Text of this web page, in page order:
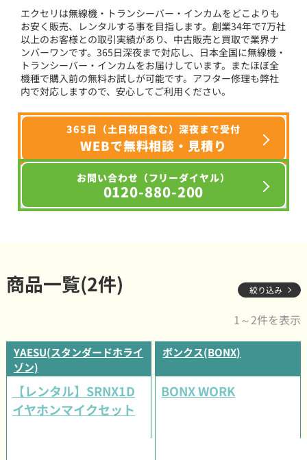
エクセリは無線機・トランシーバー・インカムをどこよりも
お安く販売、レンタルする事を目指します。創業34年で7万社
以上のお客様との取引実績があり、中古販売と買取で業界ナ
ンバーワンです。365日深夜まで対応し、日本全国に無線機・
トランシーバー・インカムをお届けしています。またほぼ全
機種で購入前の無料お試しが可能です。アフター修理も弊社
内で対応しますので、安心してご利用ください。
365日（土日祝日含む）深夜まで受付
WEBで無料相談・見積り
お問い合わせ（フリーダイヤル）
0120-880-200
商品一覧(2件) 絞り込み
1～2件を表示
YAESU(スタンダードホライ
ゾン)
【レンタル】SRNX1D
イヤホンマイクセット
ボンクス(BONX)
BONX WORK